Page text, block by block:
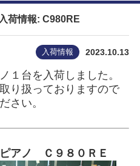
荷情報: C980RE
入荷情報 2023.10.13
１台を入荷しました。
り扱っておりますので
さい。
ピアノ Ｃ９８０ＲＥ